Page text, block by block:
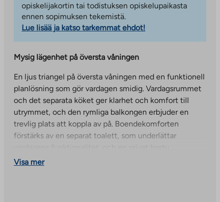
opiskelijakortin tai todistuksen opiskelupaikasta
ennen sopimuksen tekemistä.
Lue lisää ja katso tarkemmat ehdot!
Mysig lägenhet på översta våningen
En ljus triangel på översta våningen med en funktionell
planlösning som gör vardagen smidig. Vardagsrummet
och det separata köket ger klarhet och komfort till
utrymmet, och den rymliga balkongen erbjuder en
trevlig plats att koppla av på. Boendekomforten
förstärks av en separat toalett, som underlättar
Mysigt boende i sjönära Saunalahti
Visa mer